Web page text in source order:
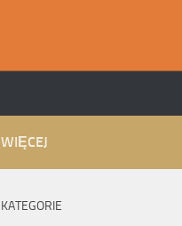
WIĘCEJ
KATEGORIE